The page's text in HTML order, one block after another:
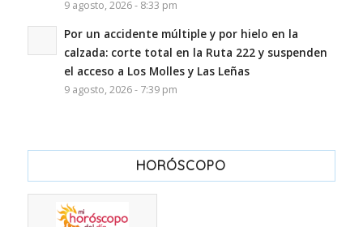
9 agosto, 2026 - 8:33 pm
Por un accidente múltiple y por hielo en la
calzada: corte total en la Ruta 222 y suspenden
el acceso a Los Molles y Las Leñas
9 agosto, 2026 - 7:39 pm
HORÓSCOPO